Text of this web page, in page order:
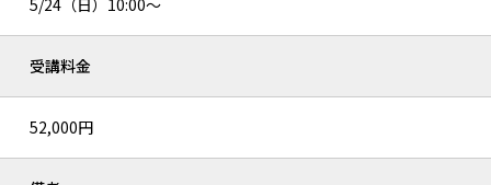
5/24（日）10:00～
受講料金
52,000円